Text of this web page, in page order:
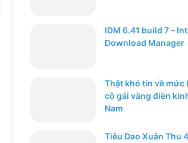
IDM 6.41 build 7 –
Download Manager
Thật khó tin về mức
cô gái vàng điền
Nam
Tiêu Dao Xuân Thu